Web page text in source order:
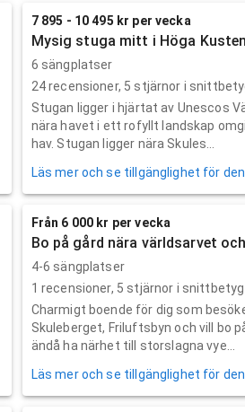
7 895 - 10 495 kr per vecka
Mysig stuga mitt i Höga
6 sängplatser
24recensioner, 5 stjärnor i
Stugan ligger i hjärtat av Unescos
nära havet i ett rofyllt landskap
hav. Stugan ligger nära Skules...
Läs mer och se tillgänglighet för
Från 6 000 kr per vecka
Bo på gård nära världsarvet
4-6 sängplatser
1 recensioner, 5 stjärnor i snittbetyg
Charmigt boende för dig som
Skuleberget, Friluftsbyn och vill bo
ändå ha närhet till storslagna vye...
Läs mer och se tillgänglighet för